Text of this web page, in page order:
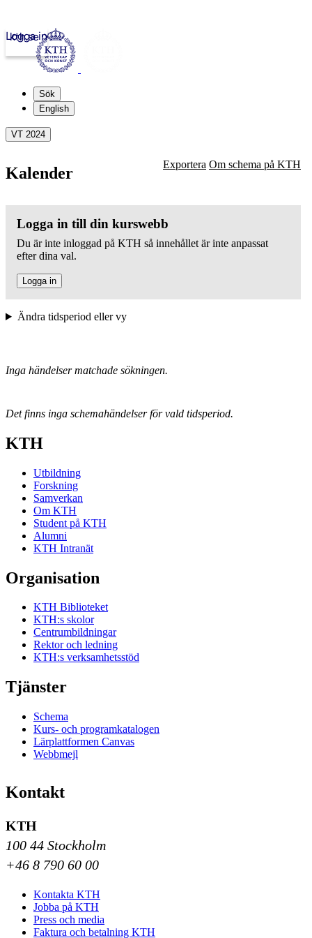
kth.se
Logga in
Sök
English
VT 2024
Kalender Exportera Om schema på KTH
Logga in till din kurswebb
Du är inte inloggad på KTH så innehållet är inte anpassat
efter dina val.
Logga in
Ändra tidsperiod eller vy
Inga händelser matchade sökningen.
Det finns inga schemahändelser för vald tidsperiod.
KTH
Utbildning
Forskning
Samverkan
Om KTH
Student på KTH
Alumni
KTH Intranät
Organisation
KTH Biblioteket
KTH:s skolor
Centrumbildningar
Rektor och ledning
KTH:s verksamhetsstöd
Tjänster
Schema
Kurs- och programkatalogen
Lärplattformen Canvas
Webbmejl
Kontakt
KTH
100 44 Stockholm
+46 8 790 60 00
Kontakta KTH
Jobba på KTH
Press och media
Faktura och betalning KTH